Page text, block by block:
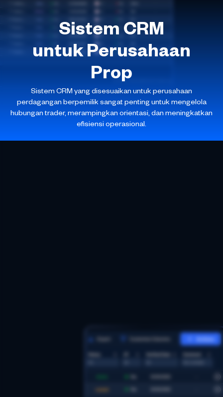
Sistem CRM
untuk Perusahaan
Prop
Sistem CRM yang disesuaikan untuk perusahaan
perdagangan berpemilik sangat penting untuk mengelola
hubungan trader, merampingkan orientasi, dan meningkatkan
efisiensi operasional.